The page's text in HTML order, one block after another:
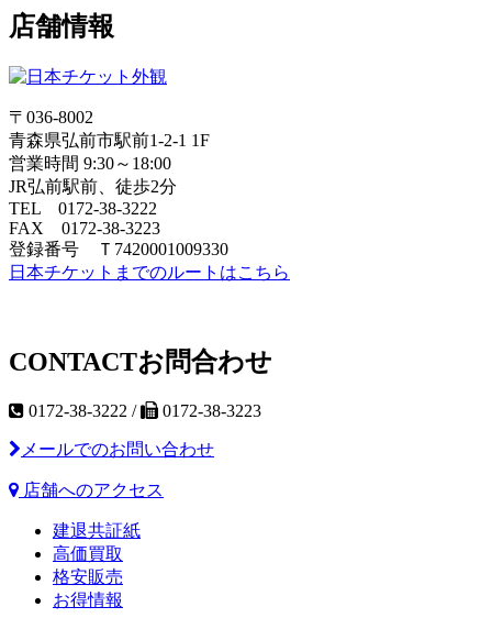
店舗情報
〒036-8002
青森県弘前市駅前1-2-1 1F
営業時間 9:30～18:00
JR弘前駅前、徒歩2分
TEL 0172-38-3222
FAX 0172-38-3223
登録番号 Ｔ7420001009330
日本チケットまでのルートはこちら
CONTACTお問合わせ
0172-38-3222 / 0172-38-3223
メールでのお問い合わせ
店舗へのアクセス
建退共証紙
高価買取
格安販売
お得情報